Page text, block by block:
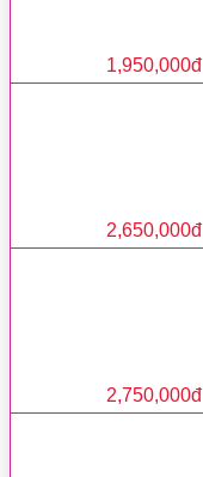
1,950,000đ
2,650,000đ
2,750,000đ